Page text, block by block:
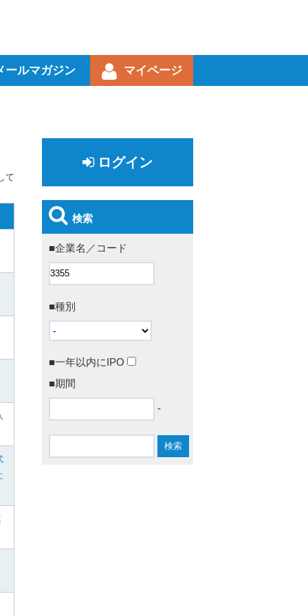
ールマガジン マイページ
て
ログイン
検索
■企業名／コード
■種別
■一年以内にIPO
■期間
-